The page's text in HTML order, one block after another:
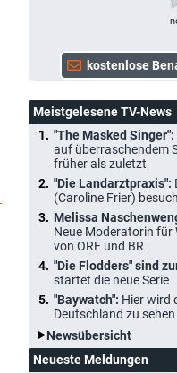
Meistgelesene TV-News
"The Masked Singer":
auf überraschendem
früher als zuletzt
"Die Landarztpraxis":
(Caroline Frier)
Melissa
Neue Moderatorin für
von ORF und BR
"Die Flodders" sind
startet die neue Serie
"Baywatch": Hier wird
Deutschland zu sehen
Newsübersicht
Neueste Meldungen